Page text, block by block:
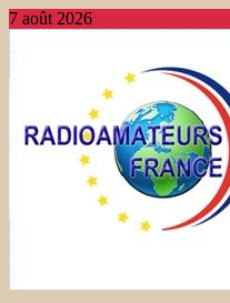
7 août 2026